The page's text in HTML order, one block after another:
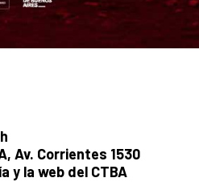
Av. Corrientes 1530
y la web del CTBA